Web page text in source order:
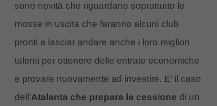
sono novità che riguardano soprattutto le
mosse in uscita che faranno alcuni club
pronti a lasciar andare anche i loro migliori
talenti per ottenere delle entrate economiche
e provare nuovamente ad investire. E’ il caso
dell’Atalanta che prepara la cessione di un